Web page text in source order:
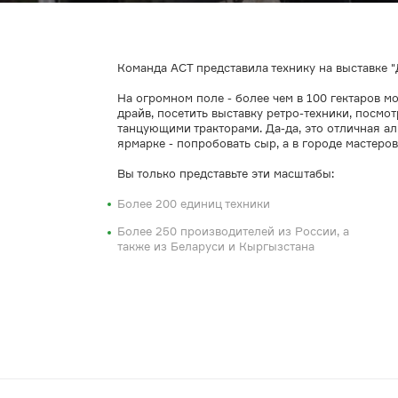
Команда АСТ представила технику на выставке
На огромном поле - более чем в 100 гектаров
драйв, посетить выставку ретро-техники,
танцующими тракторами. Да-да, это отличная
ярмарке - попробовать сыр, а в городе
Вы только представьте эти масштабы:
Более 200 единиц техники
Более 250 производителей из России, а
также из Беларуси и Кыргызстана